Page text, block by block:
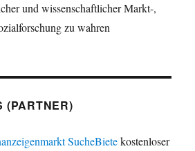
und wissenschaftlicher Markt-,
zu wahren
(PARTNER)
SucheBietekostenloser